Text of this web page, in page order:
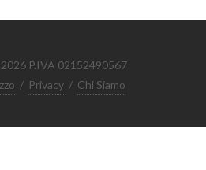
P.IVA 02152490567
/ Privacy / Chi Siamo